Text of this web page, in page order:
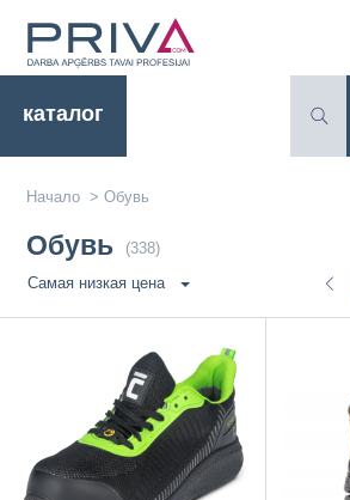
каталог
Начало > Обувь
Обувь (338)
Самая низкая цена